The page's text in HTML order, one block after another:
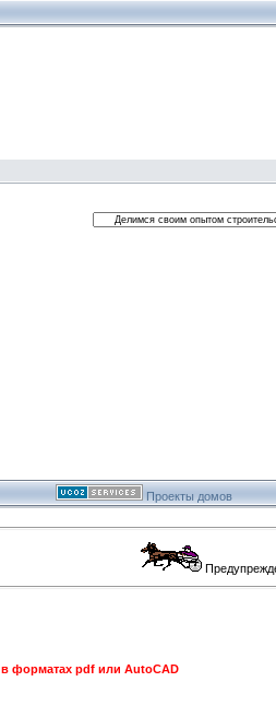
Проекты домов
в форматах pdf или AutoCAD